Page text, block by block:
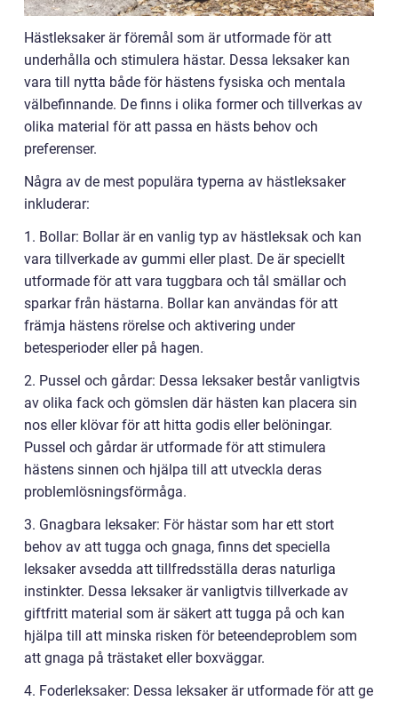
Hästleksaker är föremål som är utformade för att
underhålla och stimulera hästar. Dessa leksaker kan
vara till nytta både för hästens fysiska och mentala
välbefinnande. De finns i olika former och tillverkas av
olika material för att passa en hästs behov och
preferenser.
Några av de mest populära typerna av hästleksaker
inkluderar:
1. Bollar: Bollar är en vanlig typ av hästleksak och kan
vara tillverkade av gummi eller plast. De är speciellt
utformade för att vara tuggbara och tål smällar och
sparkar från hästarna. Bollar kan användas för att
främja hästens rörelse och aktivering under
betesperioder eller på hagen.
2. Pussel och gårdar: Dessa leksaker består vanligtvis
av olika fack och gömslen där hästen kan placera sin
nos eller klövar för att hitta godis eller belöningar.
Pussel och gårdar är utformade för att stimulera
hästens sinnen och hjälpa till att utveckla deras
problemlösningsförmåga.
3. Gnagbara leksaker: För hästar som har ett stort
behov av att tugga och gnaga, finns det speciella
leksaker avsedda att tillfredsställa deras naturliga
instinkter. Dessa leksaker är vanligtvis tillverkade av
giftfritt material som är säkert att tugga på och kan
hjälpa till att minska risken för beteendeproblem som
att gnaga på trästaket eller boxväggar.
4. Foderleksaker: Dessa leksaker är utformade för att ge